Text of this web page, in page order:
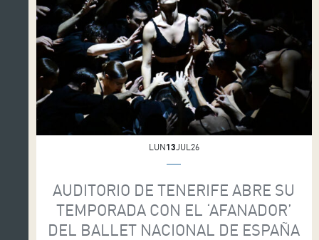
LUN13JUL26
AUDITORIO DE TENERIFE ABRE SU
TEMPORADA CON EL ‘AFANADOR’
DEL BALLET NACIONAL DE ESPAÑA